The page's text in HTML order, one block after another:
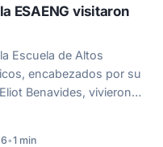
ESAENG visitaron
Escuela de Altos
encabezados por su
Benavides, vivieron
•1 min